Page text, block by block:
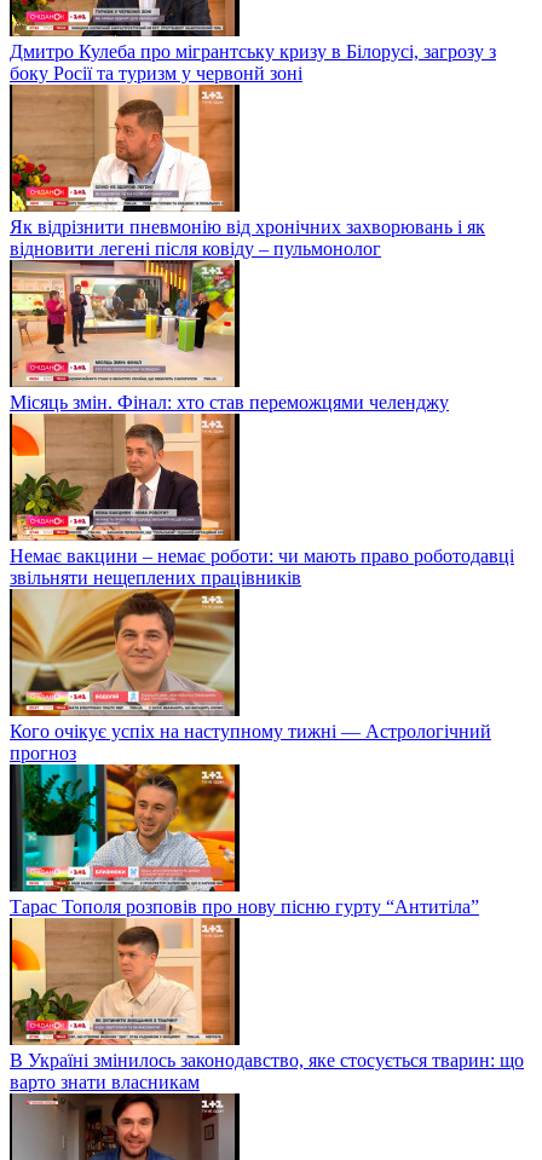
Дмитро Кулеба про мігрантську кризу в Білорусі, загрозу з
боку Росії та туризм у червонй зоні
Як відрізнити пневмонію від хронічних захворювань і як
відновити легені після ковіду – пульмонолог
Місяць змін. Фінал: хто став переможцями челенджу
Немає вакцини – немає роботи: чи мають право роботодавці
звільняти нещеплених працівників
Кого очікує успіх на наступному тижні — Астрологічний
прогноз
Тарас Тополя розповів про нову пісню гурту “Антитіла”
В Україні змінилось законодавство, яке стосується тварин: що
варто знати власникам